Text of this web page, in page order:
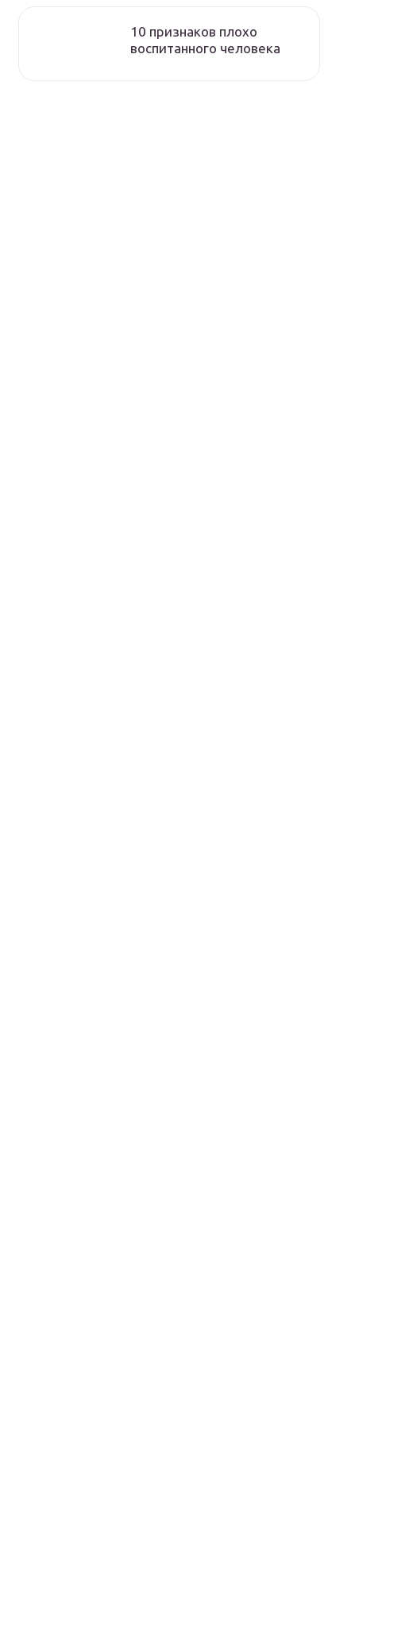
10 признаков плохо
воспитанного человека